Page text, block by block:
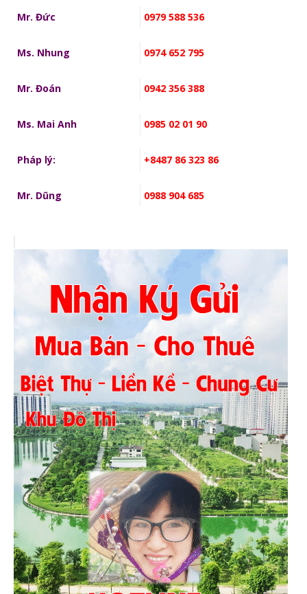
Mr. Đức 0979 588 536
Ms. Nhung 0974 652 795
Mr. Đoán 0942 356 388
Ms. Mai Anh 0985 02 01 90
Pháp lý: +8487 86 323 86
Mr. Dũng 0988 904 685